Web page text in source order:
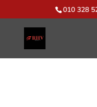
010 328